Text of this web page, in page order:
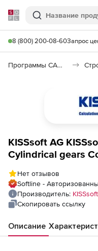
Softline
Поиск
8 (800) 200-08-60Запрос
Программы САПР и ГИС
KISSsoft AG
Cylindrical gears
Нет отзывов
Softline -
Производитель:
Скопировать ссылку
Описание